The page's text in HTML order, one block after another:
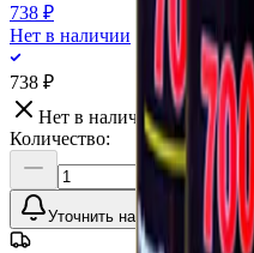
738 ₽
Нет в наличии
738 ₽
Нет в наличии
Количество:
Уточнить наличие